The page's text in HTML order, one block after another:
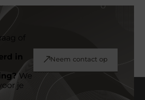
of
in
We
je
Neem contact op